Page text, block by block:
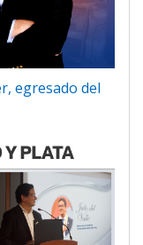
egresado del